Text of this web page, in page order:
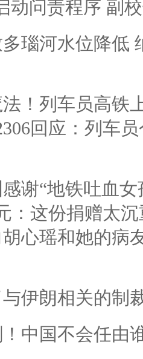
动问责程序 副
瑙河水位降低
！列车员高铁
回应：列车
谢“地铁吐血
：这份捐赠太
心瑶和她的病
伊朗相关的制
中国不会任由